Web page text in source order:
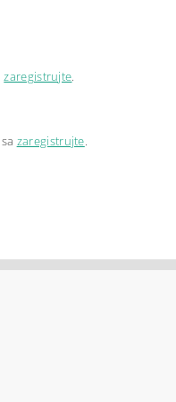
zaregistrujte.
zaregistrujte.